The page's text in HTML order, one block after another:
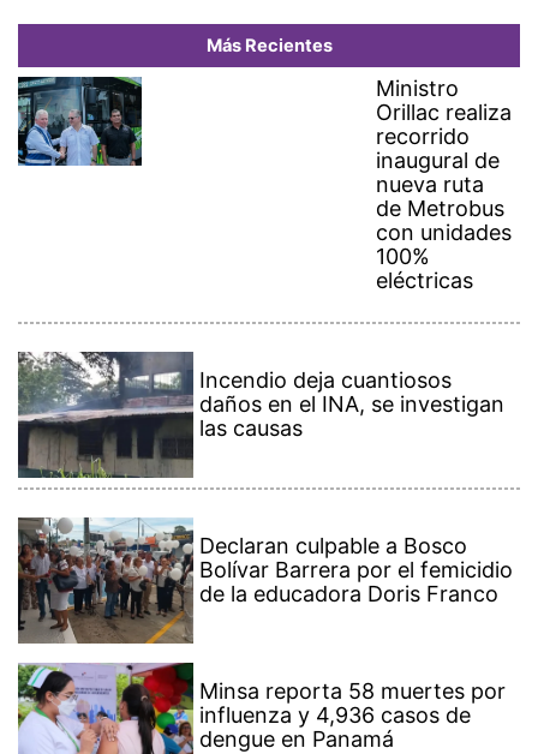
Más Recientes
Ministro
Orillac realiza
recorrido
inaugural de
nueva ruta
de Metrobus
con unidades
100%
eléctricas
Incendio deja cuantiosos
daños en el INA, se investigan
las causas
Declaran culpable a Bosco
Bolívar Barrera por el femicidio
de la educadora Doris Franco
Minsa reporta 58 muertes por
influenza y 4,936 casos de
dengue en Panamá